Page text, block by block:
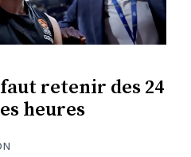
retenir des 24
heures